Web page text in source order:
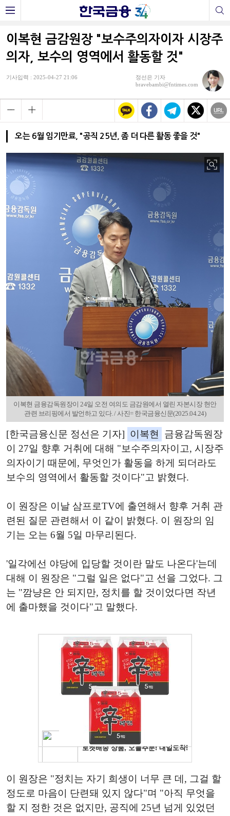
이복현 금감원장 "보수주의자이자 시장주
의자, 보수의 영역에서 활동할 것"
기사입력 : 2025-04-27 21:06
정선은 기자
bravebambi@fntimes.com
오는 6월 임기만료, "공직 25년, 좀 더 다른 활동 좋을 것"
이복현 금융감독원장이 24일 오전 여의도 금감원에서 열린 자본시장 현안
관련 브리핑에서 발언하고 있다. / 사진= 한국금융신문(2025.04.24)
[한국금융신문 정선은 기자] 이복현
금융감독원장
이 27일 향후 거취에 대해 "보수주의자이고, 시장주
의자이기 때문에, 무엇인가 활동을 하게 되더라도
보수의 영역에서 활동할 것이다"고 밝혔다.
이 원장은 이날 삼프로TV에 출연해서 향후 거취 관
련된 질문 관련해서 이 같이 밝혔다. 이 원장의 임
기는 오는 6월 5일 마무리된다.
'일각에선 야당에 입당할 것이란 말도 나온다'는데
대해 이 원장은 "그럴 일은 없다"고 선을 그었다. 그
는 "깜냥은 안 되지만, 정치를 할 것이었다면 작년
에 출마했을 것이다"고 말했다.
이 원장은 "정치는 자기 희생이 너무 큰 데, 그걸 할
정도로 마음이 단련돼 있지 않다"며 "아직 무엇을
할 지 정한 것은 없지만, 공직에 25년 넘게 있었던